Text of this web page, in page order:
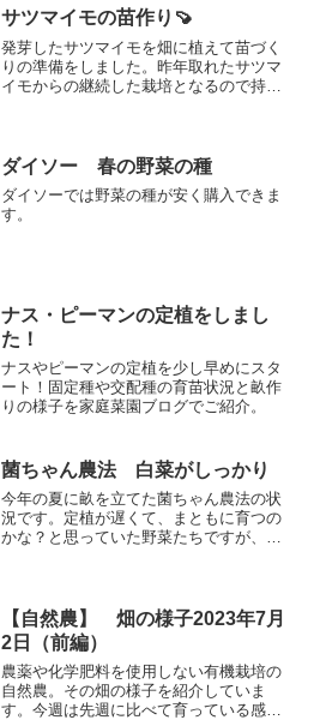
レンジしてみますよ。
サツマイモの苗作り🍠
発芽したサツマイモを畑に植えて苗づく
りの準備をしました。昨年取れたサツマ
イモからの継続した栽培となるので持続
してくれたのでその芋を植えて苗を取る
ことにしました。
ダイソー 春の野菜の種
ダイソーでは野菜の種が安く購入できま
す。
ナス・ピーマンの定植をしまし
た！
ナスやピーマンの定植を少し早めにスタ
ート！固定種や交配種の育苗状況と畝作
りの様子を家庭菜園ブログでご紹介。
菌ちゃん農法 白菜がしっかり
今年の夏に畝を立てた菌ちゃん農法の状
況です。定植が遅くて、まともに育つの
かな？と思っていた野菜たちですが、寒
いのはあります。でも、この寒い中でも
少しずつでも育ってくれているのはうれ
しいこと。
【自然農】 畑の様子2023年7月
2日（前編）
農薬や化学肥料を使用しない有機栽培の
自然農。その畑の様子を紹介していま
す。今週は先週に比べて育っている感じ